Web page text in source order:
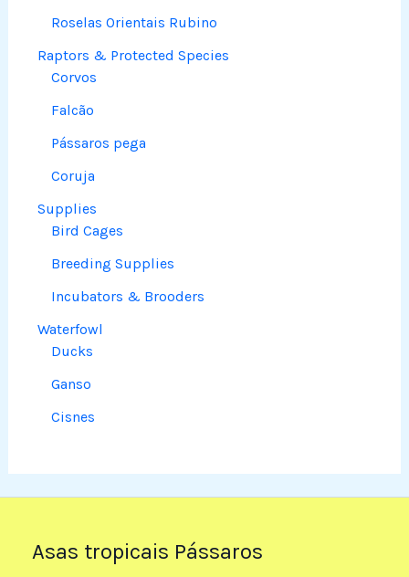
Roselas Orientais Rubino
Raptors & Protected Species
Corvos
Falcão
Pássaros pega
Coruja
Supplies
Bird Cages
Breeding Supplies
Incubators & Brooders
Waterfowl
Ducks
Ganso
Cisnes
Asas tropicais Pássaros